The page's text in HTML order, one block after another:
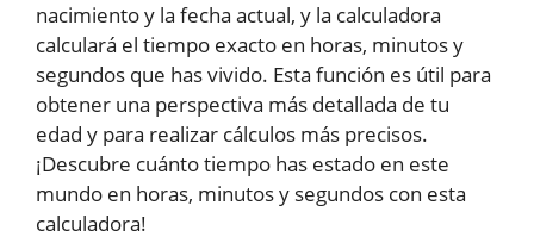
nacimiento y la fecha actual, y la calculadora
calculará el tiempo exacto en horas, minutos y
segundos que has vivido. Esta función es útil para
obtener una perspectiva más detallada de tu
edad y para realizar cálculos más precisos.
¡Descubre cuánto tiempo has estado en este
mundo en horas, minutos y segundos con esta
calculadora!